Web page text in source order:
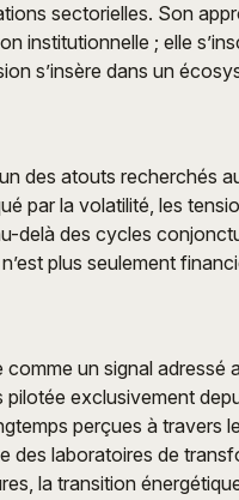
sectorielles. Son
institutionnelle ; elle
s’insère dans un
des atouts recherchés
par la volatilité, les
delà des cycles
plus seulement
comme un signal adressé
pilotée exclusivement
perçues à travers
des laboratoires de
la transition